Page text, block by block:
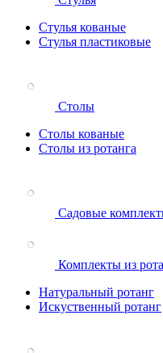
Стулья кованые
Стулья пластиковые
Столы
Столы кованые
Столы из ротанга
Садовые
Комплекты из
Натуральный ротанг
Искуственный ротанг